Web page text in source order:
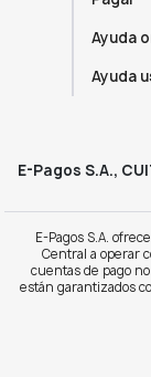
Ayuda
Ayuda
E-Pagos S.A.,
E-Pagos S.A.
Central a operar
cuentas de pago
están garantizados